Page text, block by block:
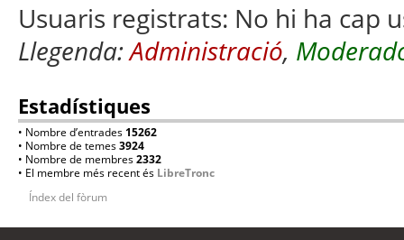
Usuaris registrats: No hi ha cap
Llegenda:Administració,
Estadístiques
• Nombre d’entrades 15262
• Nombre de temes3924
• Nombre de membres2332
• El membre més recent és LibreTronc
Índex del fòrum